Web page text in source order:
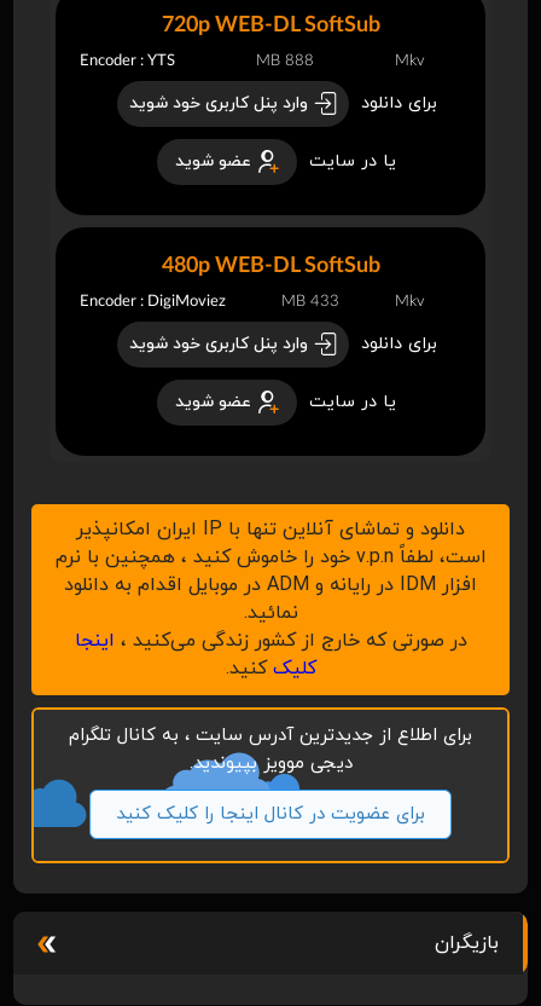
برای دانلود وارد پنل کاربری خود شوید
یا در سایت عضو شوید
720p WEB-DL SoftSub
Encoder : YTS 888 MB Mkv
برای دانلود وارد پنل کاربری خود شوید
یا در سایت عضو شوید
480p WEB-DL SoftSub
Encoder : DigiMoviez 433 MB Mkv
دانلود و تماشای آنلاین تنها با IP ایران امکانپذیر
است، لطفاً v.p.n خود را خاموش کنید ، همچنین با نرم
افزار IDM در رایانه و ADM در موبایل اقدام به دانلود
نمائید.
در صورتی که خارج از کشور زندگی می‌کنید ، اینجا
کلیککنید.
برای اطلاع از جدیدترین آدرس سایت ، به کانال تلگرام
دیجی موویز بپیوندید.
برای عضویت در کانال اینجا را کلیک کنید
بازیگران